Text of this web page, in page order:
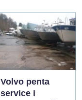
Volvo penta
service i